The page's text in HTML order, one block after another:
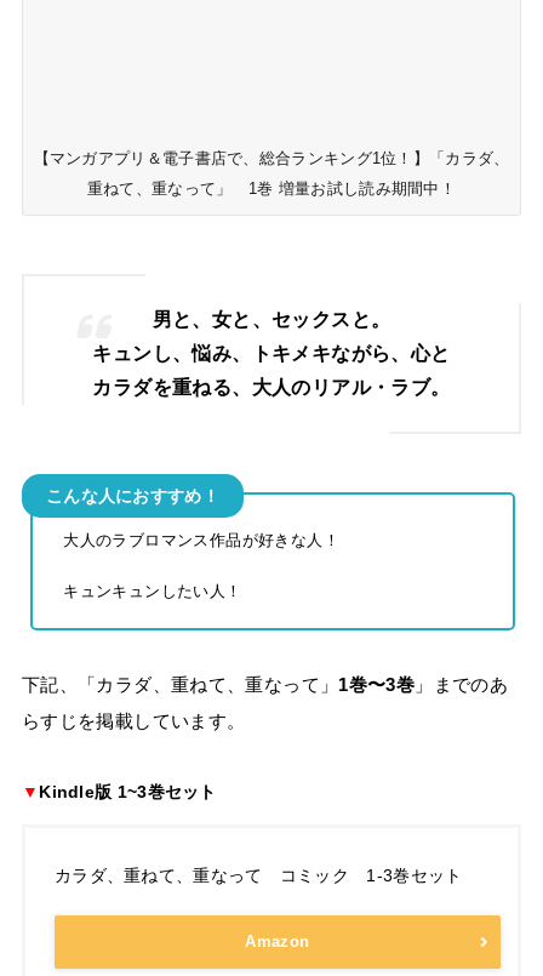
【マンガアプリ＆電子書店で、総合ランキング1位！】「カラダ、
重ねて、重なって」 1巻 増量お試し読み期間中！
男と、女と、セックスと。
キュンし、悩み、トキメキながら、心と
カラダを重ねる、大人のリアル・ラブ。
こんな人におすすめ！
大人のラブロマンス作品が好きな人！
キュンキュンしたい人！
下記、「カラダ、重ねて、重なって」 1巻〜3巻 」までのあ
らすじを掲載しています。
▼ Kindle版 1~3巻セット
カラダ、重ねて、重なって コミック 1-3巻セット
Amazon